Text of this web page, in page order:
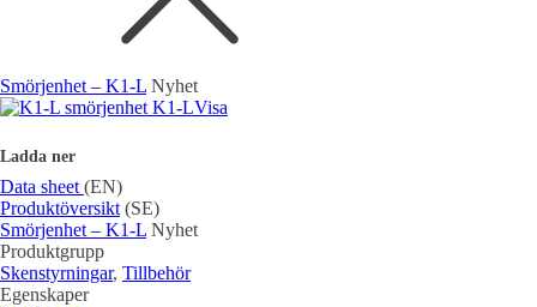
Smörjenhet – K1-L Nyhet
Visa
Ladda ner
Data sheet (EN)
Produktöversikt (SE)
Smörjenhet – K1-L Nyhet
Produktgrupp
Skenstyrningar, Tillbehör
Egenskaper